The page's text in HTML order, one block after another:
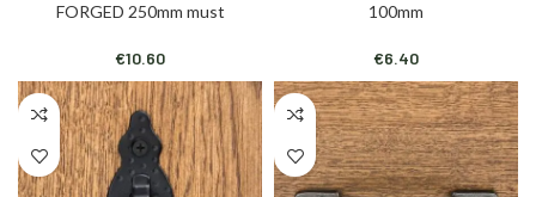
FORGED 250mm must
€10.60
100mm
€6.40